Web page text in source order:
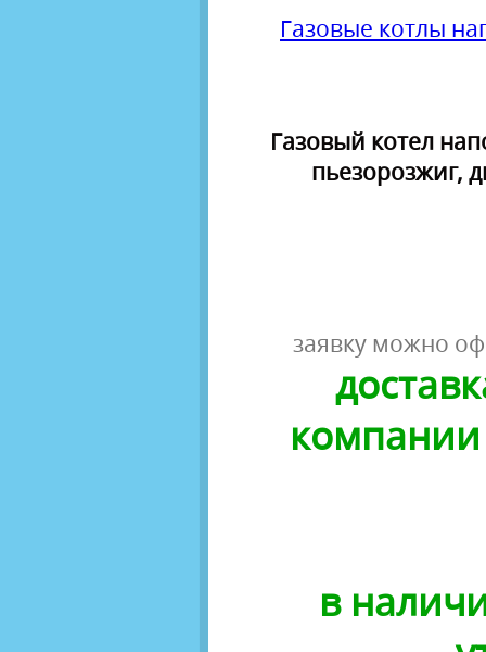
Газовые котлы
Газовый котел
пьезорозжиг,
заявку можно
в